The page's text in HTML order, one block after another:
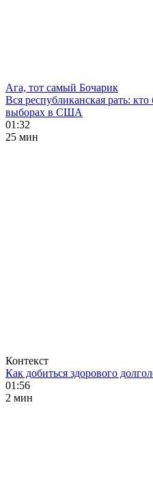
Ага, тот самый Бочарик
Вся республиканская рать:
выборах в США
01:32
25 мин
Контекст
Как добиться здорового
01:56
2 мин